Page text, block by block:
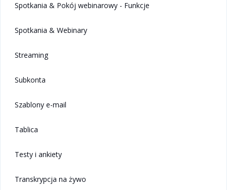
Spotkania & Pokój webinarowy - Funkcje
Spotkania & Webinary
Streaming
Subkonta
Szablony e-mail
Tablica
Testy i ankiety
Transkrypcja na żywo